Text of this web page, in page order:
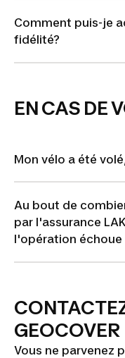
Comment puis-je
fidélité?
EN CAS DE
Mon vélo a été
Au bout de
par l'assurance
l'opération échoue
GEOCOVER
Vous ne parvenez